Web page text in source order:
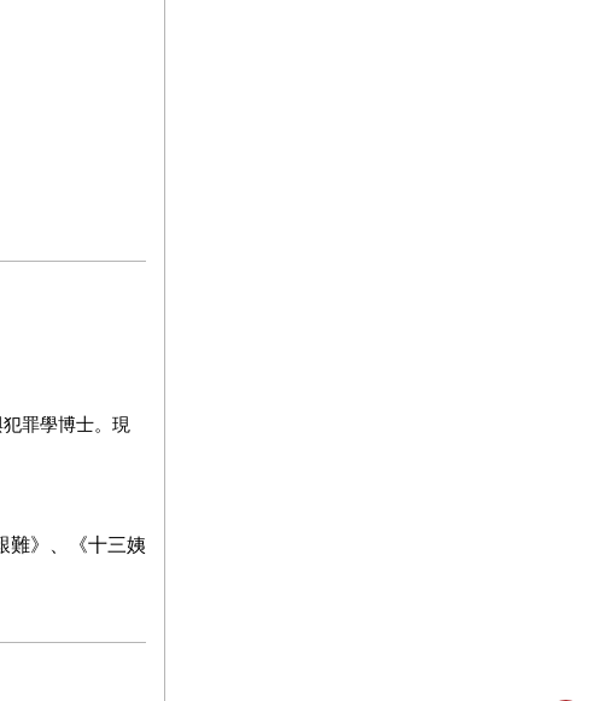
罪學博士。現
難》、《十三姨